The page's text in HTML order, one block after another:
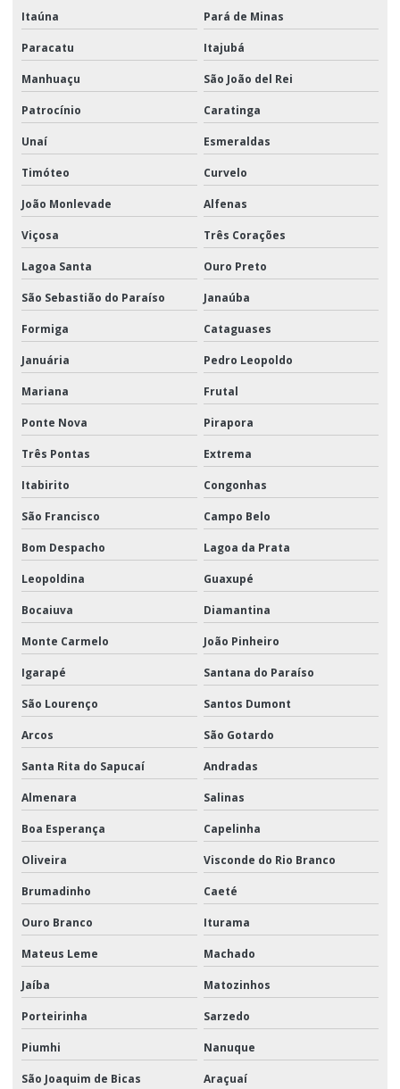
Itaúna Pará de Minas
Paracatu Itajubá
Manhuaçu São João del Rei
Patrocínio Caratinga
Unaí Esmeraldas
Timóteo Curvelo
João Monlevade Alfenas
Viçosa Três Corações
Lagoa Santa Ouro Preto
São Sebastião do Paraíso Janaúba
Formiga Cataguases
Januária Pedro Leopoldo
Mariana Frutal
Ponte Nova Pirapora
Três Pontas Extrema
Itabirito Congonhas
São Francisco Campo Belo
Bom Despacho Lagoa da Prata
Leopoldina Guaxupé
Bocaiuva Diamantina
Monte Carmelo João Pinheiro
Igarapé Santana do Paraíso
São Lourenço Santos Dumont
Arcos São Gotardo
Santa Rita do Sapucaí Andradas
Almenara Salinas
Boa Esperança Capelinha
Oliveira Visconde do Rio Branco
Brumadinho Caeté
Ouro Branco Iturama
Mateus Leme Machado
Jaíba Matozinhos
Porteirinha Sarzedo
Piumhi Nanuque
São Joaquim de Bicas Araçuaí